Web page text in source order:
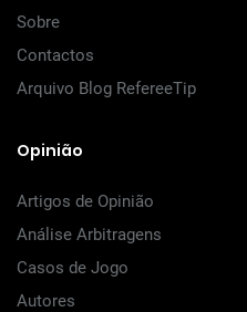
Sobre
Contactos
Arquivo Blog RefereeTip
Opinião
Artigos de Opinião
Análise Arbitragens
Casos de Jogo
Autores